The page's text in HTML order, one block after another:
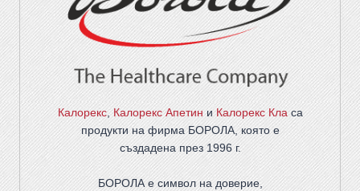
Калорекс,Калорекс АпетиниКалорекс Класа
продукти на фирмаБОРОЛА, която е
създадена през 1996 г.
БОРОЛА е символ на доверие,